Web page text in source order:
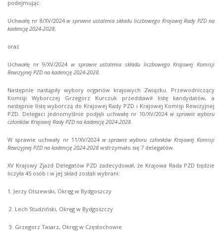
podejmując:
Uchwałę nr 8/XV/2024w sprawie ustalenia składu liczbowego Krajowej Rady PZD na
kadencję 2024-2028;
oraz
Uchwałę nr 9/XV/2024 w sprawie ustalenia składu liczbowego Krajowej Komisji
Rewizyjnej PZD na kadencję 2024-2028.
Następnie nastąpiły wybory organów krajowych Związku. Przewodniczący
Komisji Wyborczej Grzegorz Kurczuk przedstawił listę kandydatów, a
następnie listę wyborczą do Krajowej Rady PZD i Krajowej Komisji Rewizyjnej
PZD. Delegaci jednomyślnie podjęli uchwałę nr 10/XV/2024 w sprawie wyboru
członków Krajowej Rady PZD na kadencję 2024-2028.
W sprawie uchwały nr 11/XV/2024 w sprawie wyboru członków Krajowej Komisji
Rewizyjnej PZD na kadencję 2024-2028 wstrzymało się 7 delegatów.
XV Krajowy Zjazd Delegatów PZD zadecydował, że Krajowa Rada PZD będzie
liczyła 45 osób i w jej skład zostali wybrani:
1. Jerzy Olszewski, Okręg w Bydgoszczy
2. Lech Studziński, Okręg w Bydgoszczy
3. Grzegorz Tasarz, Okręg w Częstochowie